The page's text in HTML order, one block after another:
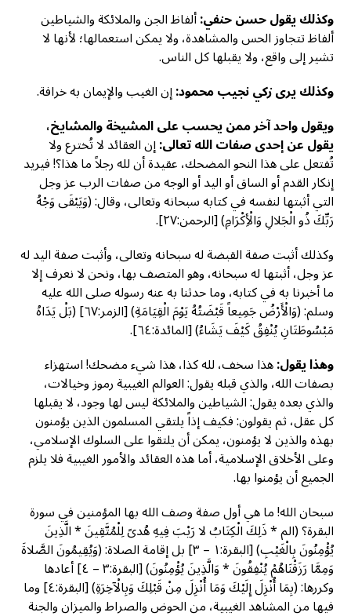
وكذلك يقول حسن حنفي:ألفاظ الجن والملائكة والشياطين
ألفاظ تتجاوز الحس والمشاهدة، ولا يمكن استعمالها؛ لأنها لا
تشير إلى واقع، ولا يقبلها كل الناس.
وكذلك يرى زكي نجيب محمود:إن الغيب والإيمان به خرافة.
ويقول واحد آخر ممن يحسب على المشيخة والمشايخ،
يقول عن إحدى صفات الله تعالى:إن العقائد لا تُخترع ولا
تُفتعل على هذا النحو المضحك، عقيدة أن لله رجلاً ما هذا؟! فيريد
إنكار القدم أو الساق أو اليد أو الوجه من صفات الرب عز وجل
التي أثبتها لنفسه في كتابه سبحانه وتعالى، وقال: (وَيَبْقَى وَجْهُ
رَبِّكَ ذُو الْجَلالِ وَالْأِكْرَامِ) [الرحمن:٢٧].
وكذلك أثبت صفة القبضة له سبحانه وتعالى، وأثبت صفة اليد له
عز وجل، أثبتها له سبحانه، وهو المتصف بها، ونحن لا نعرف إلا
ما أخبرنا به في كتابه، وما حدثنا به عنه رسوله صلى الله عليه
وسلم: (وَالْأَرْضُ جَمِيعاً قَبْضَتُهُ يَوْمَ الْقِيَامَةِ) [الزمر:٦٧] (بَلْ يَدَاهُ
مَبْسُوطَتَانِ يُنْفِقُ كَيْفَ يَشَاءُ) [المائدة:٦٤].
وهذا يقول:هذا سخف، لله كذا، هذا شيء مضحك! استهزاء
بصفات الله، والذي قبله يقول: العوالم الغيبية رموز وخيالات،
والذي بعده يقول: الشياطين والملائكة ليس لها وجود، لا يقبلها
كل عقل، ثم يقولون: فكيف إذاً يلتقي المسلمون الذين يؤمنون
بهذه والذين لا يؤمنون، يمكن أن يلتقوا على السلوك الإسلامي،
وعلى الأخلاق الإسلامية، أما هذه العقائد والأمور الغيبية فلا يلزم
الجميع أن يؤمنوا بها.
سبحان الله! ما هي أول صفة وصف الله بها المؤمنين في سورة
البقرة؟ (الم * ذَلِكَ الْكِتَابُ لا رَيْبَ فِيهِ هُدىً لِلْمُتَّقِينَ * الَّذِينَ
يُؤْمِنُونَ بِالْغَيْبِ) [البقرة:١ – ٣] بل إقامة الصلاة: (وَيُقِيمُونَ الصَّلاةَ
وَمِمَّا رَزَقْنَاهُمْ يُنْفِقُونَ * وَالَّذِينَ يُؤْمِنُونَ) [البقرة:٣ – ٤] أعادها
وكررها: (بِمَا أُنْزِلَ إِلَيْكَ وَمَا أُنْزِلَ مِنْ قَبْلِكَ وَبِالْآخِرَةِ) [البقرة:٤] وما
فيها من المشاهد الغيبية، من الحوض والصراط والميزان والجنة